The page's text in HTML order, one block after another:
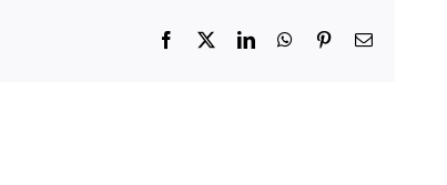
Facebook
X LinkedInWhatsApp
PinterestEmail